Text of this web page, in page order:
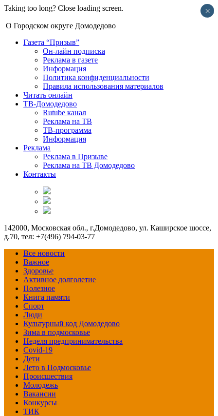
Taking too long? Close loading screen.
О Городском округе Домодедово
Газета “Призыв”
Он-лайн подписка
Реклама в газете
Информация
Политика конфиденциальности
Правила использования материалов
Читать онлайн
ТВ-Домодедово
Rutube канал
Реклама на ТВ
ТВ-программа
Информация
Реклама
Реклама в Призыве
Реклама на ТВ Домодедово
Контакты
142000, Московская обл., г.Домодедово, ул. Каширское шоссе,
д.70, тел: +7(496) 794-03-77
Все новости
Важное
Здоровье
Активное долголетие
Полезное
Книга памяти
Спорт
Люди
Культурный код Домодедово
Зима в подмосковье
Неделя предпринимательства
Covid-19
Дети
Лето в Подмосковье
Происшествия
Молодежь
Вакансии
Конкурсы
ТИК
×